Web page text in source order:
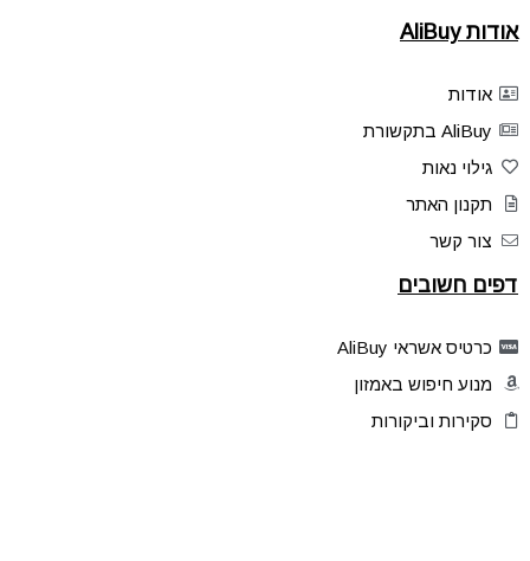
אודות AliBuy
אודות
AliBuy בתקשורת
גילוי נאות
תקנון האתר
צור קשר
דפים חשובים
כרטיס אשראי AliBuy
מנוע חיפוש באמזון
סקירות וביקורות